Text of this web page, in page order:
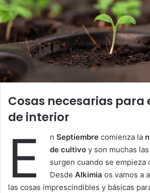
Cosas necesarias para
de interior
E n Septiembre comienza la
de cultivo y son muchas
surgen cuando se empieza
Desde Alkimia os vamos a
las cosas imprescindibles y básicas